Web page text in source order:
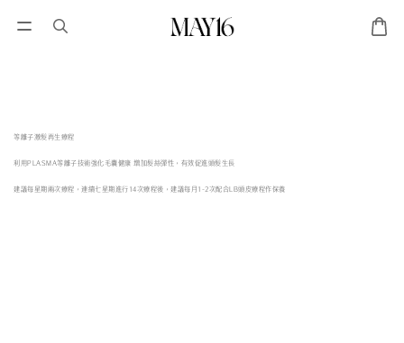
等離子激髮再生療程
利用PLASMA等離子技術強化毛囊健康 增加髮絲彈性，有效促進頭髮生長
建議每星期兩次療程，連續七星期進行14次療程後，建議每月1-2次配合LB頭皮療程作保養